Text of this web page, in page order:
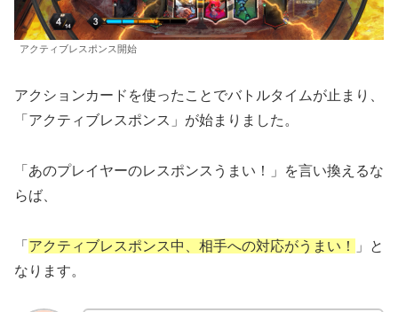
アクティブレスポンス開始
アクションカードを使ったことでバトルタイムが止まり、
「アクティブレスポンス」が始まりました。
「あのプレイヤーのレスポンスうまい！」を言い換えるな
らば、
「 アクティブレスポンス中、相手への対応がうまい！
」と
なります。